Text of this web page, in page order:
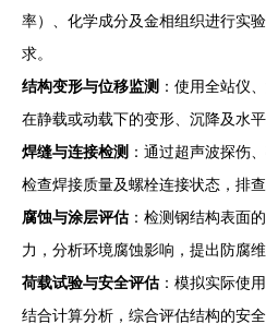
率）、化学成分及金相组织进行实
求。
结构变形与位移监测 ：使用全站仪
在静载或动载下的变形、沉降及水
焊缝与连接检测 ：通过超声波探伤
检查焊接质量及螺栓连接状态，排查
腐蚀与涂层评估：检测钢结构表面
力，分析环境腐蚀影响，提出防腐维
荷载试验与安全评估：模拟实际使
结合计算分析，综合评估结构的安